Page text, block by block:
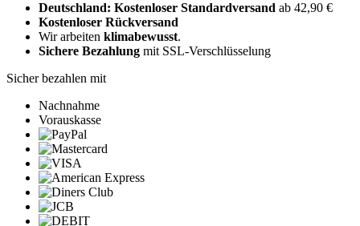
Deutschland: Kostenloser Standardversand ab 42,90 €
Kostenloser Rückversand
Wir arbeiten klimabewusst.
Sichere Bezahlung mit SSL-Verschlüsselung
Sicher bezahlen mit
Nachnahme
Vorauskasse